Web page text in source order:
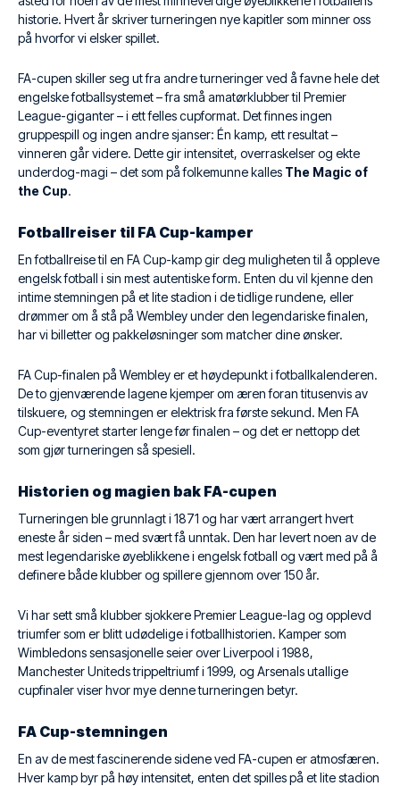
historie. Hvert år skriver turneringen nye kapitler som minner oss
på hvorfor vi elsker spillet.
FA-cupen skiller seg ut fra andre turneringer ved å favne hele det
engelske fotballsystemet – fra små amatørklubber til Premier
League-giganter – i ett felles cupformat. Det finnes ingen
gruppespill og ingen andre sjanser: Én kamp, ett resultat –
vinneren går videre. Dette gir intensitet, overraskelser og ekte
underdog-magi – det som på folkemunne kalles The Magic of
the Cup.
Fotballreiser til FA Cup-kamper
En fotballreise til en FA Cup-kamp gir deg muligheten til å oppleve
engelsk fotball i sin mest autentiske form. Enten du vil kjenne den
intime stemningen på et lite stadion i de tidlige rundene, eller
drømmer om å stå på Wembley under den legendariske finalen,
har vi billetter og pakkeløsninger som matcher dine ønsker.
FA Cup-finalen på Wembley er et høydepunkt i fotballkalenderen.
De to gjenværende lagene kjemper om æren foran titusenvis av
tilskuere, og stemningen er elektrisk fra første sekund. Men FA
Cup-eventyret starter lenge før finalen – og det er nettopp det
som gjør turneringen så spesiell.
Historien og magien bak FA-cupen
Turneringen ble grunnlagt i 1871 og har vært arrangert hvert
eneste år siden – med svært få unntak. Den har levert noen av de
mest legendariske øyeblikkene i engelsk fotball og vært med på å
definere både klubber og spillere gjennom over 150 år.
Vi har sett små klubber sjokkere Premier League-lag og opplevd
triumfer som er blitt udødelige i fotballhistorien. Kamper som
Wimbledons sensasjonelle seier over Liverpool i 1988,
Manchester Uniteds trippeltriumf i 1999, og Arsenals utallige
cupfinaler viser hvor mye denne turneringen betyr.
FA Cup-stemningen
En av de mest fascinerende sidene ved FA-cupen er atmosfæren.
Hver kamp byr på høy intensitet, enten det spilles på et lite stadion